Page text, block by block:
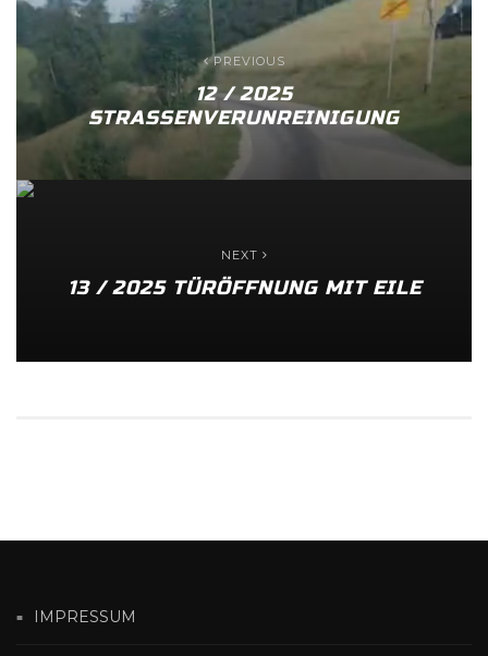
PREVIOUS
12 / 2025
STRASSENVERUNREINIGUNG
NEXT
13 / 2025 TÜRÖFFNUNG MIT EILE
IMPRESSUM